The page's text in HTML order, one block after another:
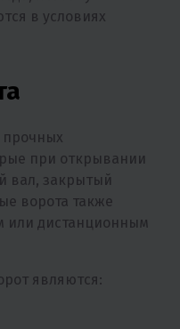
в условиях
прочных
при открывании
вал, закрытый
ворота также
или дистанционным
являются: